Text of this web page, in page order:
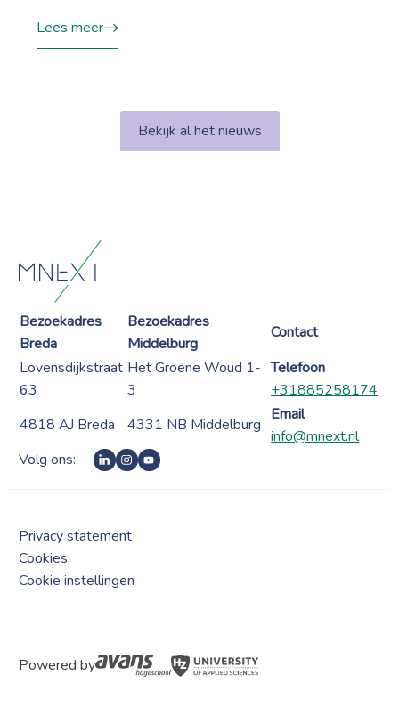
Lees meer
Bekijk al het nieuws
Bezoekadres
Breda
Bezoekadres
Middelburg
Contact
Lovensdijkstraat
63
Het Groene Woud 1-
3
Telefoon
+31885258174
4818 AJ Breda
4331 NB Middelburg
Email
info@mnext.nl
Volg ons:
Powered by
Privacy statement
Cookies
Cookie instellingen